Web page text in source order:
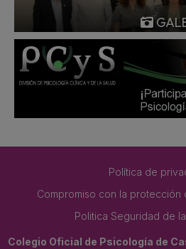
Política de
Compromiso con la protección
Politica Seguridad de
Colegio Oficial de Psicología de